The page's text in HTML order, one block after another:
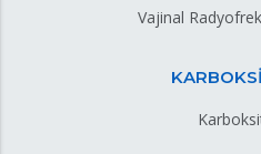
Vajinal